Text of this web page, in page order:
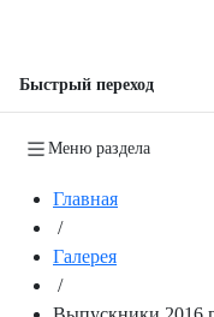
Быстрый переход
Меню раздела
Главная
/
Галерея
/